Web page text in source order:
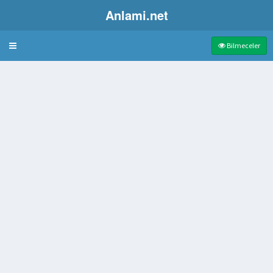
Anlami.net
Bulmaca Bilmeceler